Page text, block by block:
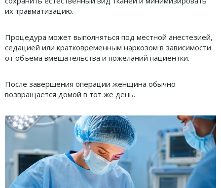
их травматизацию.
Процедура может выполняться под местной анестезией,
седацией или кратковременным наркозом в зависимости
от объёма вмешательства и пожеланий пациентки.
После завершения операции женщина обычно
возвращается домой в тот же день.